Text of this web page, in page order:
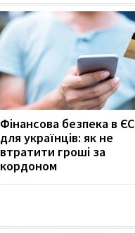
Фінансова безпека в ЄС
для українців: як не
втратити гроші за
кордоном